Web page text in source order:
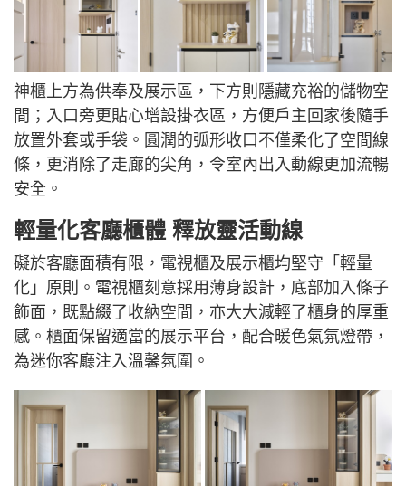
神櫃上方為供奉及展示區，下方則隱藏充裕的儲物空
間；入口旁更貼心增設掛衣區，方便戶主回家後隨手
放置外套或手袋。圓潤的弧形收口不僅柔化了空間線
條，更消除了走廊的尖角，令室內出入動線更加流暢
安全。
輕量化客廳櫃體 釋放靈活動線
礙於客廳面積有限，電視櫃及展示櫃均堅守「輕量
化」原則。電視櫃刻意採用薄身設計，底部加入條子
飾面，既點綴了收納空間，亦大大減輕了櫃身的厚重
感。櫃面保留適當的展示平台，配合暖色氣氛燈帶，
為迷你客廳注入溫馨氛圍。